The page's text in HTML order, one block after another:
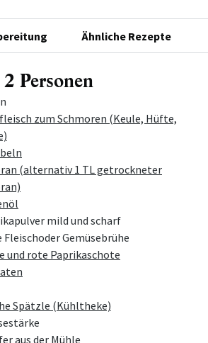
Ähnliche Rezepte
Personen
zum Schmoren (Keule, Hüfte,
(alternativ 1 TL getrockneter
mild und scharf
Fleischoder Gemüsebrühe
und rote Paprikaschote
Spätzle (Kühltheke)
aus der Mühle